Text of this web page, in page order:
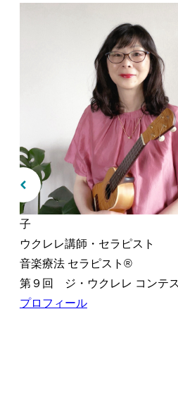
子
ウクレレ講師・セラピスト
音楽療法 セラピスト®︎
第９回 ジ・ウクレレ コンテ
プロフィール